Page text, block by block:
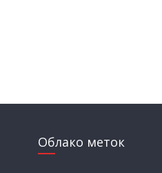
Облако меток